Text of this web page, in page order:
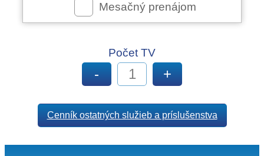
Mesačný prenájom
Počet TV
- +
Cenník ostatných služieb a príslušenstva